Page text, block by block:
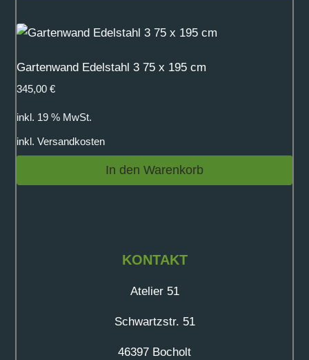
Gartenwand Edelstahl 3 75 x 195 cm
345,00 €
inkl. 19 % MwSt.
inkl. Versandkosten
In den Warenkorb
KONTAKT
Atelier 51
Schwartzstr. 51
46397 Bocholt